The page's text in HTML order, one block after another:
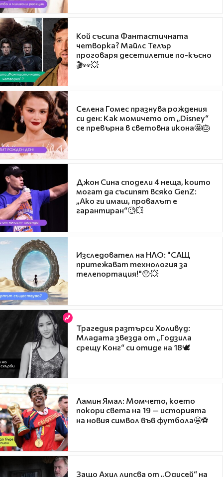
Кой съсипа Фантастичната
четворка? Майлс Телър
проговаря десетилетие по-късно
🎬👀💥
Селена Гомес празнува рождения
си ден: Как момичето от „Disney“
се превърна в световна икона🤩🎂
Джон Сина сподели 4 неща, които
могат да съсипят всяко GenZ:
„Ако ги имаш, провалът е
гарантиран“🧐💥
Изследовател на НЛО: "САЩ
притежават технология за
телепортация!"😯💥
Трагедия разтърси Холивуд:
Младата звезда от „Годзила
срещу Конг“ си отиде на 18🕊️
Ламин Ямал: Момчето, което
покори света на 19 — историята
на новия символ във футбола🤩⚽
Защо Ахил липсва от „Одисей“ на